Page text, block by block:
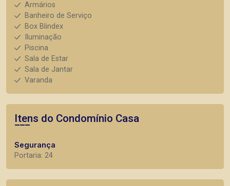
Armários
Banheiro de Serviço
Box Blindex
Iluminação
Piscina
Sala de Estar
Sala de Jantar
Varanda
Itens do Condomínio Casa
Segurança
Portaria: 24